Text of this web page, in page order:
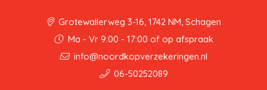
Grotewallerweg 3-16, 1742 NM, Schagen
Ma - Vr 9:00 - 17:00 of op afspraak
info@noordkopverzekeringen.nl
06-50252089